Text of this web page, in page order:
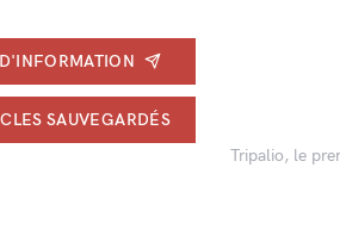
SAUVEGARDÉS
Tripalio, le